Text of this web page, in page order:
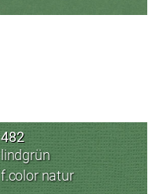
482
lindgrün
f.color natur